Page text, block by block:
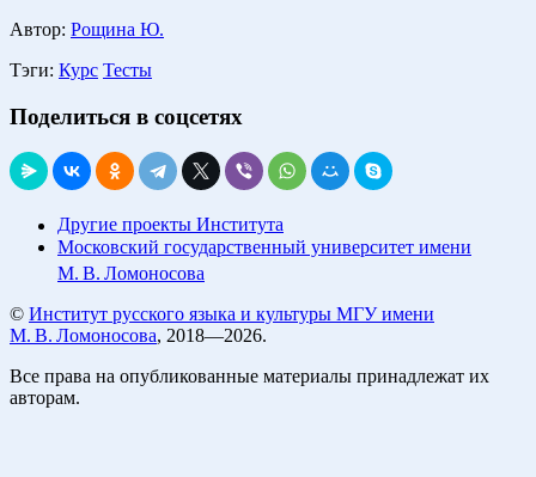
Автор: Рощина Ю.
Тэги: Курс Тесты
Поделиться в соцсетях
Другие проекты Института
Московский государственный университет имени
М. В. Ломоносова
© Институт русского языка и культуры МГУ имени
М. В. Ломоносова, 2018—2026.
Все права на опубликованные материалы принадлежат их
авторам.